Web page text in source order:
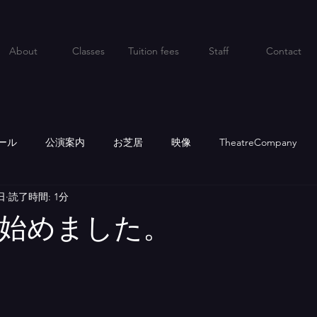
About Classes Tuition fees Staff Contact
ル 公演案内 お芝居 映像 TheatreCompany
めました。
読了時間: 1分